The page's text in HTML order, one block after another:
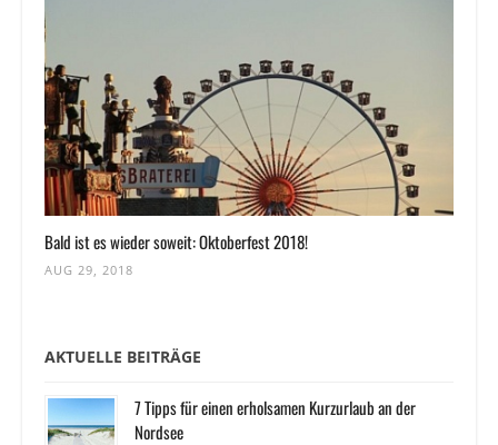
Bald ist es wieder soweit: Oktoberfest 2018!
AUG 29, 2018
AKTUELLE BEITRÄGE
7 Tipps für einen erholsamen Kurzurlaub an der
Nordsee